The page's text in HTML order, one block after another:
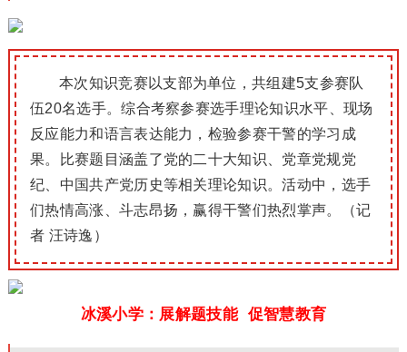
本次知识竞赛以支部为单位，共组建5支参赛队
伍20名选手。综合考察参赛选手理论知识水平、现场
反应能力和语言表达能力，检验参赛干警的学习成
果。比赛题目涵盖了党的二十大知识、党章党规党
纪、中国共产党历史等相关理论知识。活动中，选手
们热情高涨、斗志昂扬，赢得干警们热烈掌声。（记
者 汪诗逸）
冰溪小学：展解题技能 促智慧教育